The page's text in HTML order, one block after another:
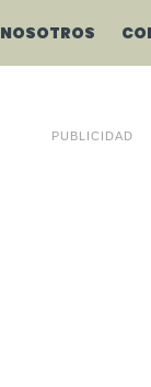
NOSOTROS
PUBLICIDAD